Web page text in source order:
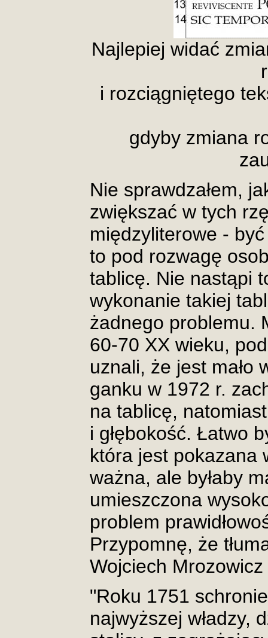
Najlepiej widać
i rozciągniętego
gdyby zmiana
Nie sprawdzałem,
zwiększać w tych
międzyliterowe -
to pod rozwagę
tablicę. Nie nastąpi
wykonanie takiej
żadnego problemu.
60-70 XX wieku,
uznali, że jest mało
ganku w 1972 r.
na tablicę,
i głębokość. Łatwo
która jest pokazana
ważna, ale byłaby
umieszczona
problem
Przypomnę, że
Wojciech
"Roku 1751
najwyższej władzy,